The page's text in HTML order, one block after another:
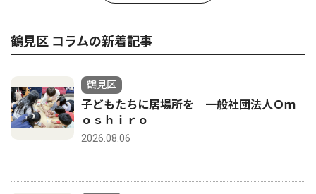
鶴見区 コラムの新着記事
鶴見区
子どもたちに居場所を 一般社団法人Ｏｍ
ｏｓｈｉｒｏ
2026.08.06